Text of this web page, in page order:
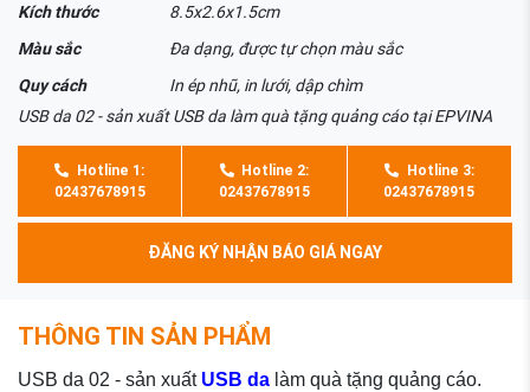
Kích thước
8.5x2.6x1.5cm
Màu sắc
Đa dạng, được tự chọn màu sắc
Quy cách
In ép nhũ, in lưới, dập chìm
USB da 02 - sản xuất USB da làm quà tặng quảng cáo tại EPVINA
Hotline 1:
02437678915
Hotline 2:
02437678915
Hotline 3:
02437678915
ĐĂNG KÝ NHẬN BÁO GIÁ NGAY
THÔNG TIN SẢN PHẨM
USB da 02 - sản xuất USB da làm quà tặng quảng cáo.